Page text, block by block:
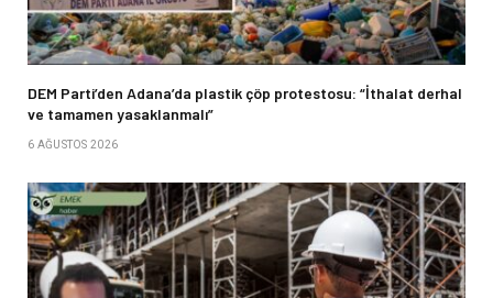
DEM Parti’den Adana’da plastik çöp protestosu: “İthalat derhal
ve tamamen yasaklanmalı”
6 AĞUSTOS 2026